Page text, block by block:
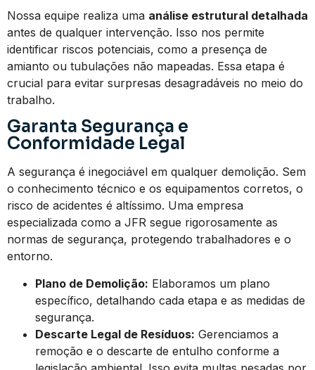
Nossa equipe realiza uma análise estrutural detalhada
antes de qualquer intervenção. Isso nos permite
identificar riscos potenciais, como a presença de
amianto ou tubulações não mapeadas. Essa etapa é
crucial para evitar surpresas desagradáveis no meio do
trabalho.
Garanta Segurança e
Conformidade Legal
A segurança é inegociável em qualquer demolição. Sem
o conhecimento técnico e os equipamentos corretos, o
risco de acidentes é altíssimo. Uma empresa
especializada como a JFR segue rigorosamente as
normas de segurança, protegendo trabalhadores e o
entorno.
Plano de Demolição: Elaboramos um plano
específico, detalhando cada etapa e as medidas de
segurança.
Descarte Legal de Resíduos: Gerenciamos a
remoção e o descarte de entulho conforme a